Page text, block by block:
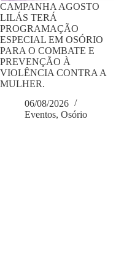
CAMPANHA AGOSTO
LILÁS TERÁ
PROGRAMAÇÃO
ESPECIAL EM OSÓRIO
PARA O COMBATE E
PREVENÇÃO À
VIOLÊNCIA CONTRA A
MULHER.
06/08/2026
Eventos, Osório